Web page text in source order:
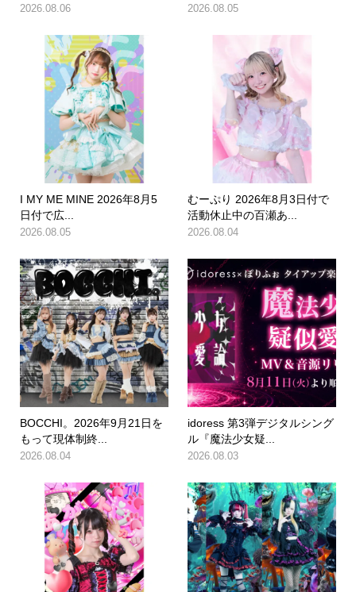
2026.08.06 2026.08.05
I MY ME MINE 2026年8月5
日付で広...
2026.08.05
むーぷり 2026年8月3日付で
活動休止中の百瀬あ...
2026.08.04
BOCCHI。2026年9月21日を
もって現体制終...
2026.08.04
idoress 第3弾デジタルシング
ル『魔法少女疑...
2026.08.03